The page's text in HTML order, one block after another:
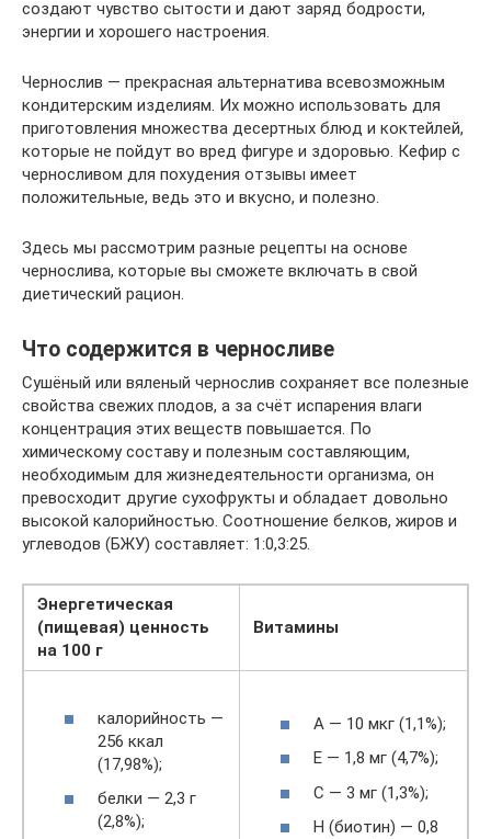
создают чувство сытости и дают заряд бодрости,
энергии и хорошего настроения.
Чернослив — прекрасная альтернатива всевозможным
кондитерским изделиям. Их можно использовать для
приготовления множества десертных блюд и коктейлей,
которые не пойдут во вред фигуре и здоровью. Кефир с
черносливом для похудения отзывы имеет
положительные, ведь это и вкусно, и полезно.
Здесь мы рассмотрим разные рецепты на основе
чернослива, которые вы сможете включать в свой
диетический рацион.
Что содержится в черносливе
Сушёный или вяленый чернослив сохраняет все полезные
свойства свежих плодов, а за счёт испарения влаги
концентрация этих веществ повышается. По
химическому составу и полезным составляющим,
необходимым для жизнедеятельности организма, он
превосходит другие сухофрукты и обладает довольно
высокой калорийностью. Соотношение белков, жиров и
углеводов (БЖУ) составляет: 1:0,3:25.
Энергетическая
(пищевая) ценность
на 100 г
Витамины
калорийность —
256 ккал
(17,98%);
белки — 2,3 г
(2,8%);
A — 10 мкг (1,1%);
E — 1,8 мг (4,7%);
C — 3 мг (1,3%);
H (биотин) — 0,8